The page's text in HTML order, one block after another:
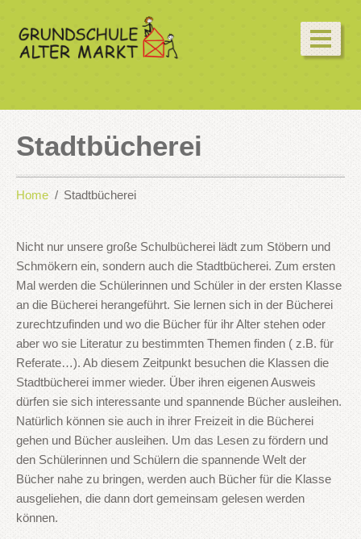
Stadtbücherei
Home Stadtbücherei
Nicht nur unsere große Schulbücherei lädt zum Stöbern und
Schmökern ein, sondern auch die Stadtbücherei. Zum ersten
Mal werden die Schülerinnen und Schüler in der ersten Klasse
an die Bücherei herangeführt. Sie lernen sich in der Bücherei
zurechtzufinden und wo die Bücher für ihr Alter stehen oder
aber wo sie Literatur zu bestimmten Themen finden ( z.B. für
Referate…). Ab diesem Zeitpunkt besuchen die Klassen die
Stadtbücherei immer wieder. Über ihren eigenen Ausweis
dürfen sie sich interessante und spannende Bücher ausleihen.
Natürlich können sie auch in ihrer Freizeit in die Bücherei
gehen und Bücher ausleihen. Um das Lesen zu fördern und
den Schülerinnen und Schülern die spannende Welt der
Bücher nahe zu bringen, werden auch Bücher für die Klasse
ausgeliehen, die dann dort gemeinsam gelesen werden
können.